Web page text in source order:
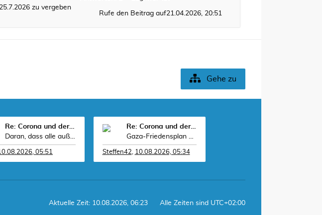
zu vergeben
21.04.2026, 20:51
Rufe den Beitrag auf
Gehe zu
Re: Corona und der Sport
Daran, dass alle außer ihm Idioten sind. Müsste er
05:51
Re: Corona und der Sport
Gaza-Friedensplan und Iran-Verhandlungen – für Tru
Steffen42, 10.08.2026, 05:34
Alle Zeiten sind UTC+02:00
Aktuelle Zeit: 10.08.2026, 06:23